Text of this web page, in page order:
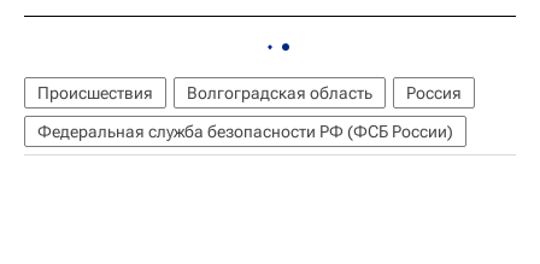
Происшествия Волгоградская область
Россия
Федеральная служба безопасности РФ (ФСБ России)